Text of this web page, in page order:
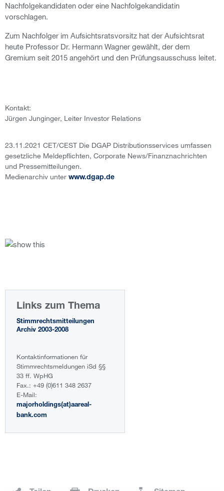
Nachfolgekandidaten oder eine Nachfolgekandidatin
vorschlagen.
Zum Nachfolger im Aufsichtsratsvorsitz hat der Aufsichtsrat
heute Professor Dr. Hermann Wagner gewählt, der dem
Gremium seit 2015 angehört und den Prüfungsausschuss leitet.
Kontakt:
Jürgen Junginger, Leiter Investor Relations
23.11.2021 CET/CEST Die DGAP Distributionsservices umfassen
gesetzliche Meldepflichten, Corporate News/Finanznachrichten
und Pressemitteilungen.
Medienarchiv unter www.dgap.de
Links zum Thema
Stimmrechtsmitteilungen
Archiv 2003-2008
Kontaktinformationen für
Stimmrechtsmeldungen iSd §§
33 ff. WpHG
Fax.: +49 (0)611 348 2637
E-Mail:
majorholdings(at)aareal-
bank.com